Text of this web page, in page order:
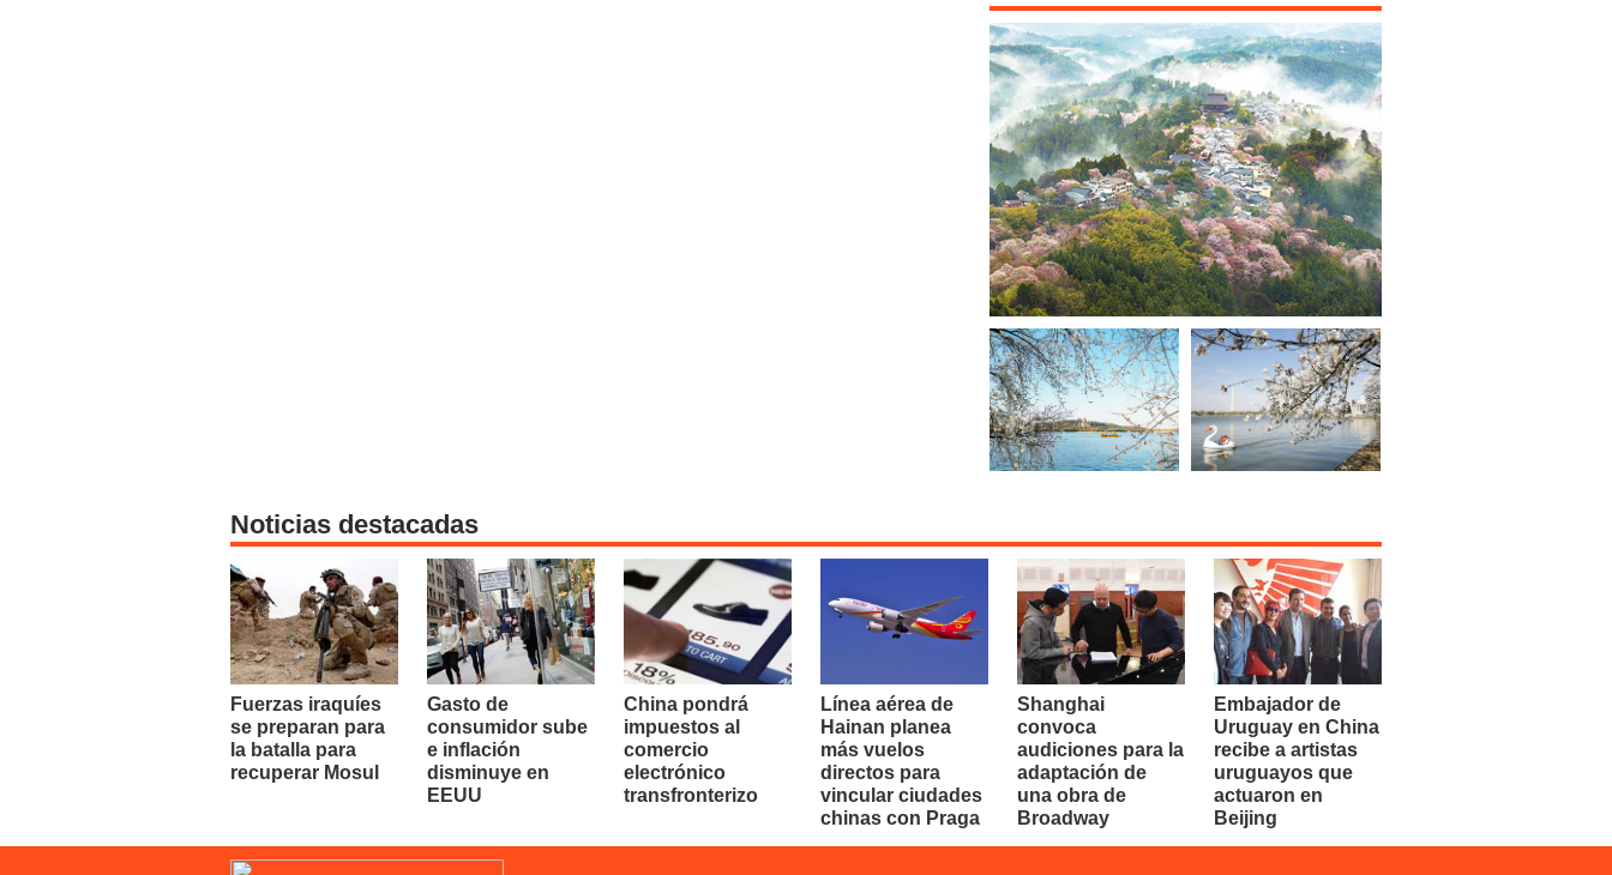
Noticias destacadas
Fuerzas iraquíes
se preparan para
la batalla para
recuperar Mosul
Gasto de
consumidor sube
e inflación
disminuye en
EEUU
China pondrá
impuestos al
comercio
electrónico
transfronterizo
Línea aérea de
Hainan planea
más vuelos
directos para
vincular ciudades
chinas con Praga
Shanghai
convoca
audiciones para la
adaptación de
una obra de
Broadway
Embajador de
Uruguay en China
recibe a artistas
uruguayos que
actuaron en
Beijing